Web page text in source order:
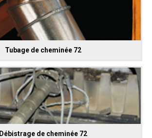
Tubage de cheminée 72
Débistrage de cheminée 72